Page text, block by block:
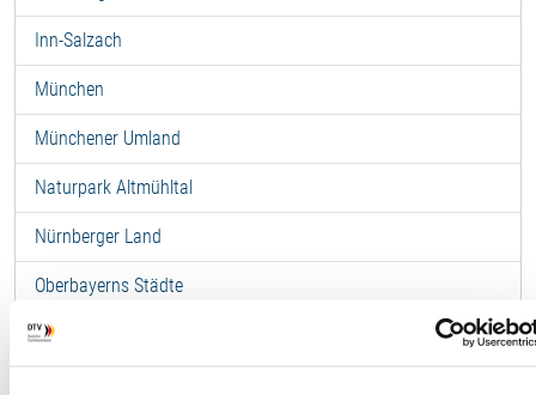
Inn-Salzach
München
Münchener Umland
Naturpark Altmühltal
Nürnberger Land
Oberbayerns Städte
Oberes Maintal-Coburger Land